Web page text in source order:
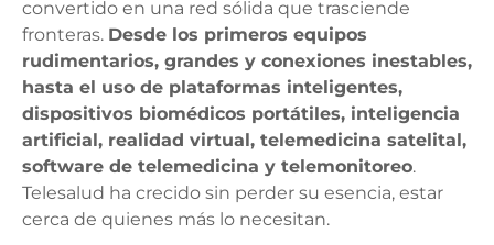
convertido en una red sólida que trasciende
fronteras. Desde los primeros equipos
rudimentarios, grandes y conexiones inestables,
hasta el uso de plataformas inteligentes,
dispositivos biomédicos portátiles, inteligencia
artificial, realidad virtual, telemedicina satelital,
software de telemedicina y telemonitoreo.
Telesalud ha crecido sin perder su esencia, estar
cerca de quienes más lo necesitan.